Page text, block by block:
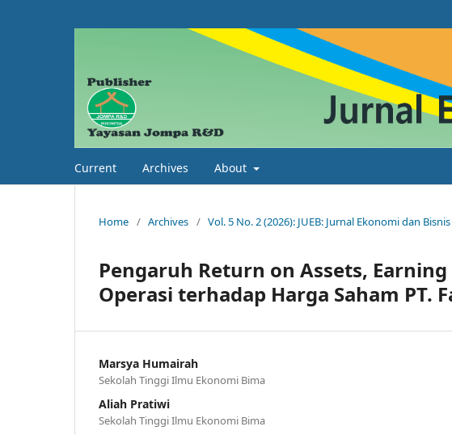
Current Archives About
Home / Archives / Vol. 5 No. 2 (2026): JUEB: Jurnal Ekonomi dan Bisnis
Pengaruh Return on Assets,
Operasi terhadap Harga Saham PT.
Marsya Humairah
Sekolah Tinggi Ilmu Ekonomi Bima
Aliah Pratiwi
Sekolah Tinggi Ilmu Ekonomi Bima